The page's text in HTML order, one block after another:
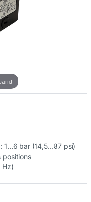
1…6 bar (14,5…87 psi)
positions
Hz)